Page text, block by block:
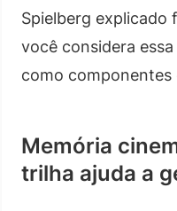
Spielberg explicado
você considera
como componentes
Memória
trilha ajuda a